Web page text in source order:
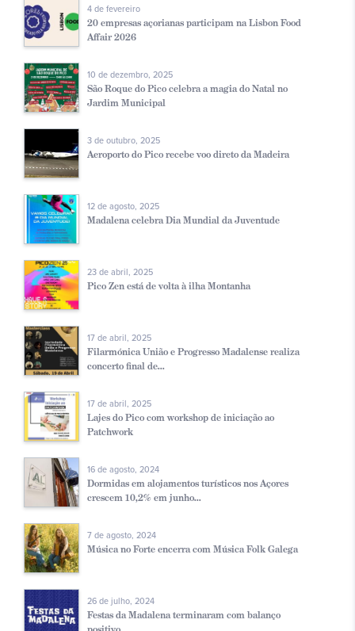
4 de fevereiro
20 empresas açorianas participam na Lisbon Food
Affair 2026
10 de dezembro, 2025
São Roque do Pico celebra a magia do Natal no
Jardim Municipal
3 de outubro, 2025
Aeroporto do Pico recebe voo direto da Madeira
12 de agosto, 2025
Madalena celebra Dia Mundial da Juventude
23 de abril, 2025
Pico Zen está de volta à ilha Montanha
17 de abril, 2025
Filarmónica União e Progresso Madalense realiza
concerto final de...
17 de abril, 2025
Lajes do Pico com workshop de iniciação ao
Patchwork
16 de agosto, 2024
Dormidas em alojamentos turísticos nos Açores
crescem 10,2% em junho...
7 de agosto, 2024
Música no Forte encerra com Música Folk Galega
26 de julho, 2024
Festas da Madalena terminaram com balanço